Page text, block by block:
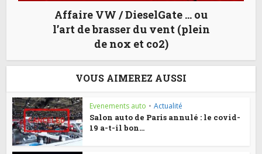
Affaire VW / DieselGate … ou
l’art de brasser du vent (plein
de nox et co2)
VOUS AIMEREZ AUSSI
Evenements auto • Actualité
Salon auto de Paris annulé : le covid-
19 a-t-il bon...